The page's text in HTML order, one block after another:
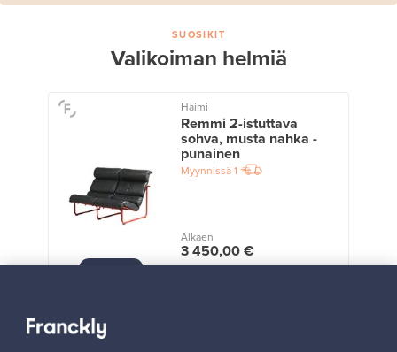
SUOSIKIT
Valikoiman helmiä
Haimi
Remmi 2-istuttava
sohva, musta nahka -
punainen
Myynnissä1
Alkaen
3 450,00 €